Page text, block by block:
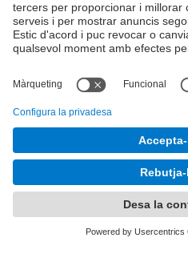
Comissions del Consell de Govern
Consell Acadèmic
Claustre Universitari
Comissions del Consell Social
Desenvolupat amb